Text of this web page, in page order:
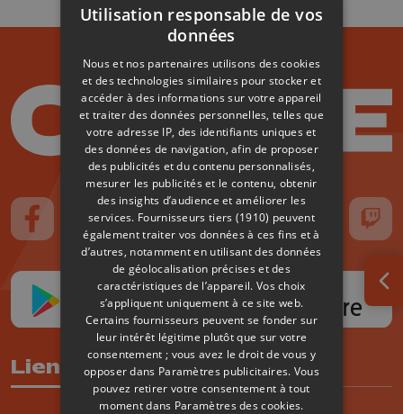
Suivez-nous sur FaceBook
Suivez-nous sur Instagram
Suivez-nous sur TikTok
Suivez-nous sur YouTube
Suivez-nous
Liens utiles
Utilisation responsable de vos
données
Nous et nos partenaires utilisons des cookies
et des technologies similaires pour stocker et
accéder à des informations sur votre appareil
et traiter des données personnelles, telles que
votre adresse IP, des identifiants uniques et
des données de navigation, afin de proposer
des publicités et du contenu personnalisés,
mesurer les publicités et le contenu, obtenir
des insights d’audience et améliorer les
services. Fournisseurs tiers (1910) peuvent
également traiter vos données à ces fins et à
d’autres, notamment en utilisant des données
de géolocalisation précises et des
caractéristiques de l’appareil. Vos choix
s’appliquent uniquement à ce site web.
Certains fournisseurs peuvent se fonder sur
leur intérêt légitime plutôt que sur votre
consentement ; vous avez le droit de vous y
opposer dans Paramètres publicitaires. Vous
pouvez retirer votre consentement à tout
moment dans Paramètres des cookies.